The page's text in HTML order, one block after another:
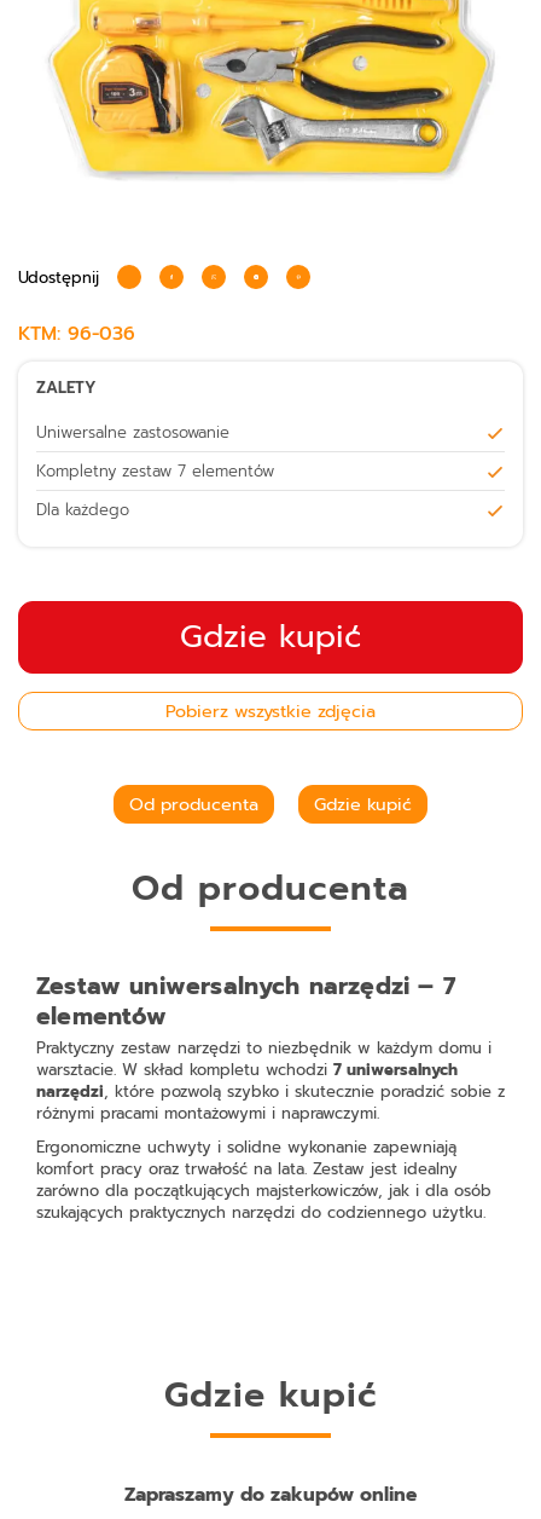
Udostępnij
KTM: 96-036
ZALETY
Uniwersalne zastosowanie
Kompletny zestaw 7 elementów
Dla każdego
Gdzie kupić
Pobierz wszystkie zdjęcia
Od producenta Gdzie kupić
Od producenta
Zestaw uniwersalnych narzędzi – 7
elementów
Praktyczny zestaw narzędzi to niezbędnik w każdym domu i
warsztacie. W skład kompletu wchodzi 7 uniwersalnych
narzędzi, które pozwolą szybko i skutecznie poradzić sobie z
różnymi pracami montażowymi i naprawczymi.
Ergonomiczne uchwyty i solidne wykonanie zapewniają
komfort pracy oraz trwałość na lata. Zestaw jest idealny
zarówno dla początkujących majsterkowiczów, jak i dla osób
szukających praktycznych narzędzi do codziennego użytku.
Gdzie kupić
Zapraszamy do zakupów online